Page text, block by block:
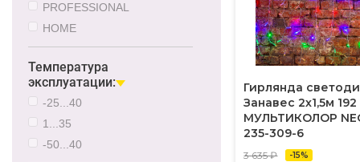
PROFESSIONAL
HOME
Температура
эксплуатации:
-25...40
1...35
-50...40
Гирлянда
Занавес 2х1,5м 192
МУЛЬТИКОЛОР
235-309-6
3 635 ₽ -15%